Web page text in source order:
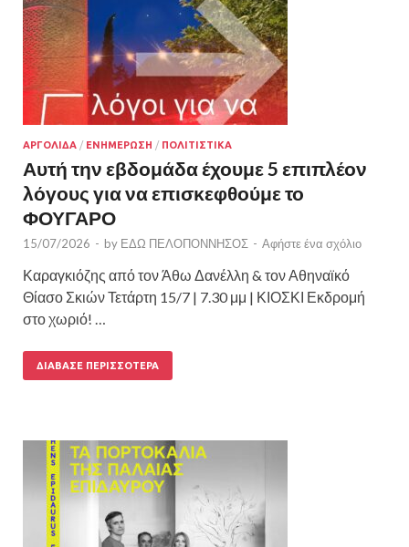
ΑΡΓΟΛΙΔΑ / ΕΝΗΜΕΡΩΣΗ / ΠΟΛΙΤΙΣΤΙΚΑ
Αυτή την εβδομάδα έχουμε 5 επιπλέον
λόγους για να επισκεφθούμε το
ΦΟΥΓΑΡΟ
15/07/2026 - by ΕΔΩ ΠΕΛΟΠΟΝΝΗΣΟΣ - Αφήστε ένα σχόλιο
Καραγκιόζης από τον Άθω Δανέλλη & τον Αθηναϊκό
Θίασο Σκιών Τετάρτη 15/7 | 7.30 μμ | ΚΙΟΣΚΙ Εκδρομή
στο χωριό! …
ΔΙΆΒΑΣΕ ΠΕΡΙΣΣΌΤΕΡΑ